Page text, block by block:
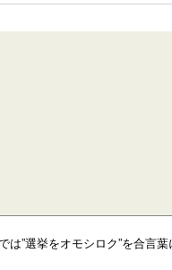
は”選挙をオモシロク”を合言